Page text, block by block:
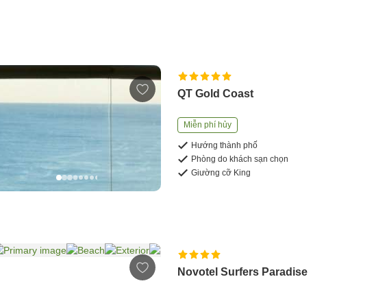
QT Gold Coast
Miễn phí hủy
Hướng thành phố
Phòng do khách sạn chọn
Giường cỡ King
Novotel Surfers Paradise